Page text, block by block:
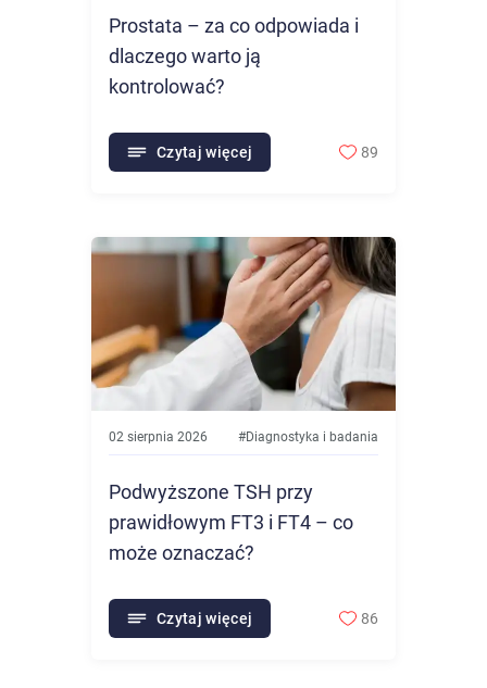
Prostata – za co odpowiada i
dlaczego warto ją
kontrolować?
Czytaj więcej 89
02 sierpnia 2026 #Diagnostyka i badania
Podwyższone TSH przy
prawidłowym FT3 i FT4 – co
może oznaczać?
Czytaj więcej 86